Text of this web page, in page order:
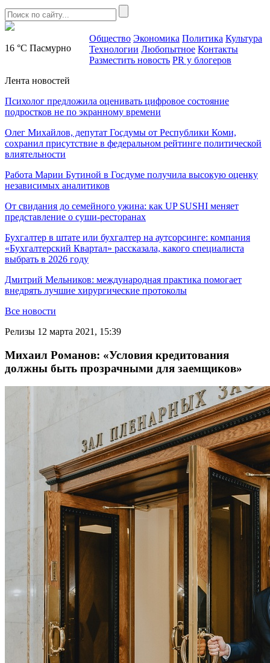
16 °C Пасмурно
Общество Экономика Политика Культура
Технологии Любопытное Контакты
Разместить новость PR у блогеров
Лента новостей
Психолог предложила оценивать цифровое состояние
подростков не по экранному времени
Олег Михайлов, депутат Госдумы от Республики Коми,
сохранил присутствие в федеральном рейтинге политической
влиятельности
Работа Марии Бутиной в Госдуме получила высокую оценку
независимых аналитиков
От свидания до семейного ужина: как UP SUSHI меняет
представление о суши-ресторанах
Бухгалтер в штате или бухгалтер на аутсорсинге: компания
«Бухгалтерский Квартал» рассказала, какого специалиста
выбрать в 2026 году
Дмитрий Мельников: международная практика помогает
внедрять лучшие хирургические протоколы
Все новости
Релизы 12 марта 2021, 15:39
Михаил Романов: «Условия кредитования
должны быть прозрачными для заемщиков»